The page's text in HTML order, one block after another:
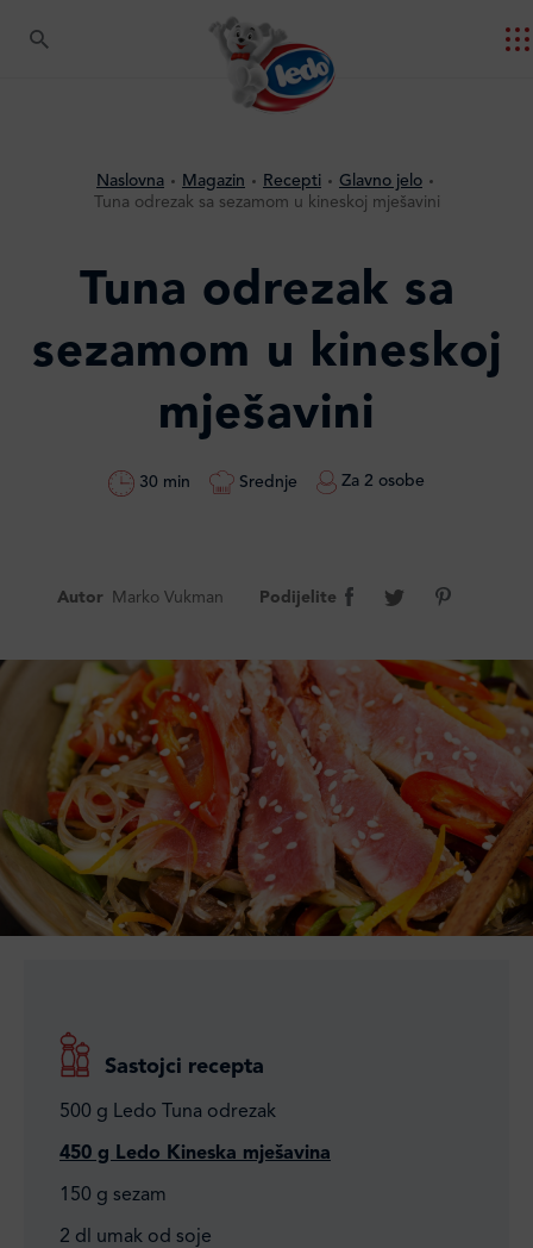
Naslovna Magazin Recepti
Glavno jelo
Tuna odrezak sa sezamom u kineskoj mješavini
Tuna odrezak sa
sezamom u kineskoj
mješavini
30 min Srednje Za 2 osobe
Autor Marko Vukman Podijelite
Sastojci recepta
500 g Ledo Tuna odrezak
450 g Ledo Kineska mješavina
150 g sezam
2 dl umak od soje